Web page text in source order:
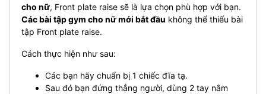
cho nữ, Front plate raise sẽ là lựa chọn phù hợp với bạn.
Các bài tập gym cho nữ mới bắt đầu không thể thiếu bài
tập Front plate raise.
Cách thực hiện như sau:
Các bạn hãy chuẩn bị 1 chiếc đĩa tạ.
Sau đó bạn đứng thẳng người, dùng 2 tay nắm